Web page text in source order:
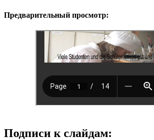
Предварительный просмотр:
Подписи к слайдам: